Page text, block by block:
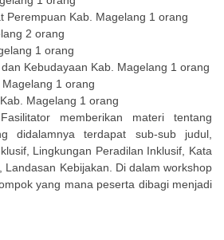
Perempuan Kab. Magelang 1 orang
2 orang
1 orang
Kebudayaan Kab. Magelang 1 orang
1 orang
Magelang 1 orang
memberikan materi tentang
didalamnya terdapat sub-sub judul,
Lingkungan Peradilan Inklusif, Kata
Landasan Kebijakan. Di dalam workshop
yang mana peserta dibagi menjadi